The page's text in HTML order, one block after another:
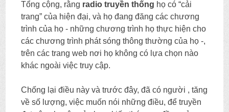
Tổng cộng, rằng radio truyền thống họ có “cải
trang” của hiện đại, và họ đang đăng các chương
trình của họ - những chương trình họ thực hiện cho
các chương trình phát sóng thông thường của họ -,
trên các trang web nơi họ không có lựa chọn nào
khác ngoài việc truy cập.
Chống lại điều này và trước đây, đã có người , tăng
về số lượng, việc muốn nói những điều, để truyền